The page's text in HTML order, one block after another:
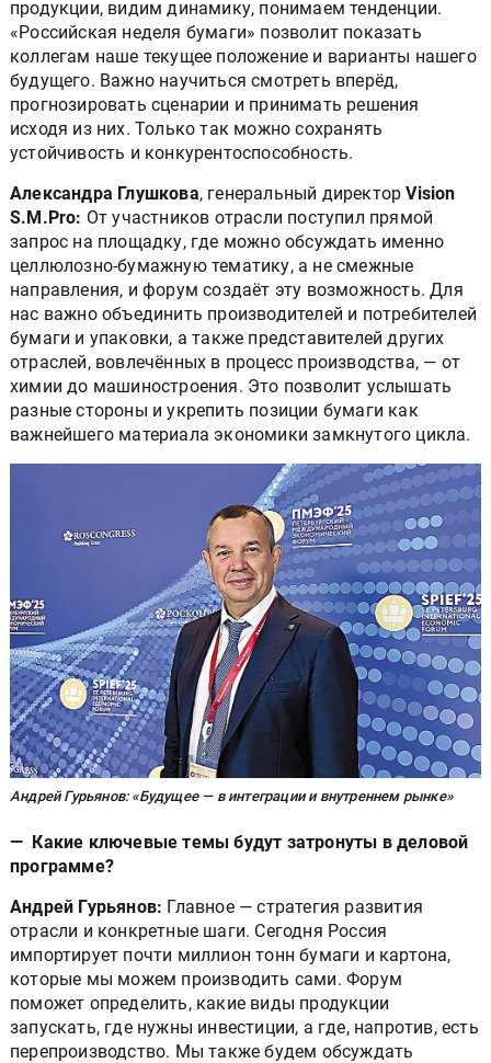
продукции, видим динамику, понимаем тенденции.
«Российская неделя бумаги» позволит показать
коллегам наше текущее положение и варианты нашего
будущего. Важно научиться смотреть вперёд,
прогнозировать сценарии и принимать решения
исходя из них. Только так можно сохранять
устойчивость и конкурентоспособность.
Александра Глушкова, генеральный директорVision
S.M.Pro: От участников отрасли поступил прямой
запрос на площадку, где можно обсуждать именно
целлюлозно-бумажную тематику, а не смежные
направления, и форум создаёт эту возможность. Для
нас важно объединить производителей и потребителей
бумаги и упаковки, а также представителей других
отраслей, вовлечённых в процесс производства, — от
химии до машиностроения. Это позволит услышать
разные стороны и укрепить позиции бумаги как
важнейшего материала экономики замкнутого цикла.
Андрей Гурьянов: «Будущее — в интеграции и внутреннем рынке»
— Какие ключевые темы будут затронуты в деловой
программе?
Андрей Гурьянов: Главное — стратегия развития
отрасли и конкретные шаги. Сегодня Россия
импортирует почти миллион тонн бумаги и картона,
которые мы можем производить сами. Форум
поможет определить, какие виды продукции
запускать, где нужны инвестиции, а где, напротив, есть
перепроизводство. Мы также будем обсуждать